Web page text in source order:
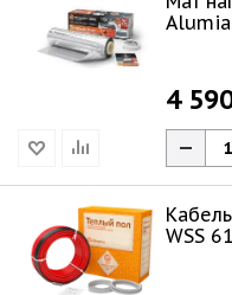
4
WSS